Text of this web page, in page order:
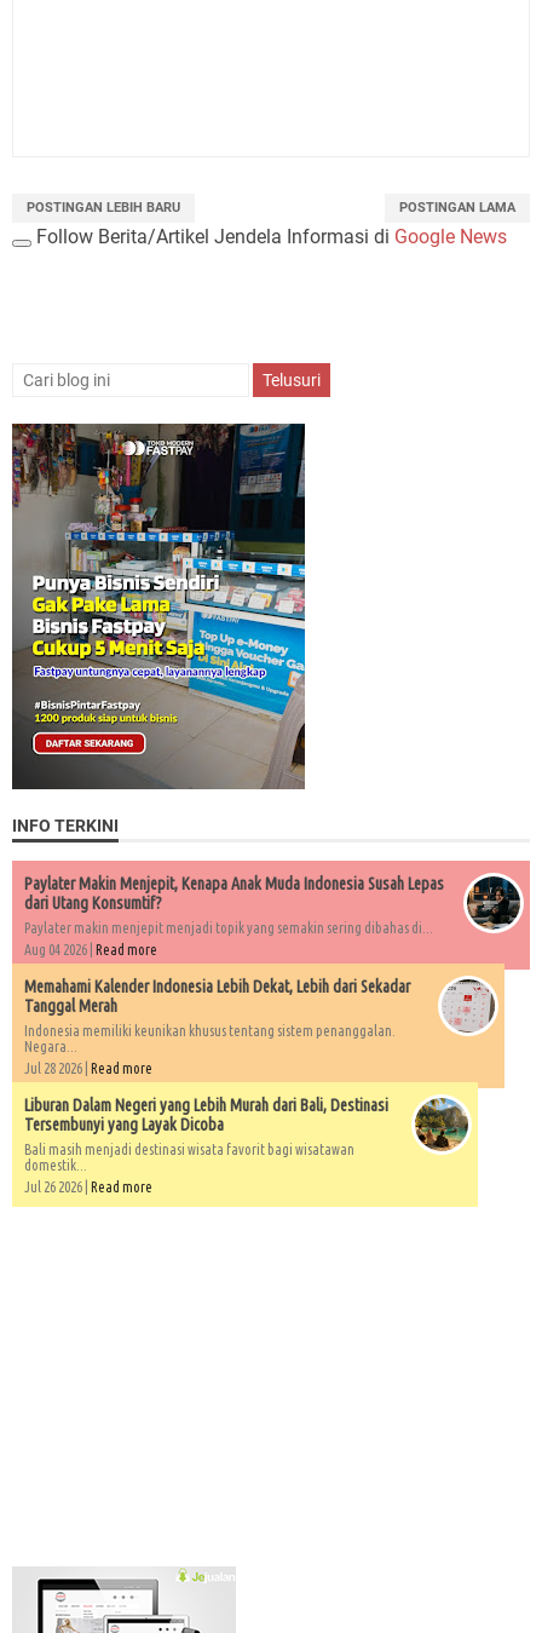
POSTINGAN LEBIH BARU POSTINGAN LAMA
Follow Berita/Artikel Jendela Informasi di Google News
INFO TERKINI
Paylater Makin Menjepit, Kenapa Anak Muda Indonesia Susah Lepas
dari Utang Konsumtif?
Paylater makin menjepit menjadi topik yang semakin sering dibahas di...
Aug 04 2026 | Read more
Memahami Kalender Indonesia Lebih Dekat, Lebih dari Sekadar
Tanggal Merah
Indonesia memiliki keunikan khusus tentang sistem penanggalan.
Negara...
Jul 28 2026 | Read more
Liburan Dalam Negeri yang Lebih Murah dari Bali, Destinasi
Tersembunyi yang Layak Dicoba
Bali masih menjadi destinasi wisata favorit bagi wisatawan
domestik...
Jul 26 2026 | Read more